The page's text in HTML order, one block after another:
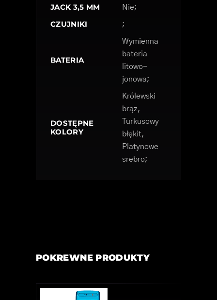
JACK 3,5 MM Nie;
CZUJNIKI ;
BATERIA
Wymienna
bateria
litowo-
jonowa;
DOSTĘPNE
KOLORY
Królewski
brąz,
Turkusowy
błękit,
Platynowe
srebro;
POKREWNE PRODUKTY